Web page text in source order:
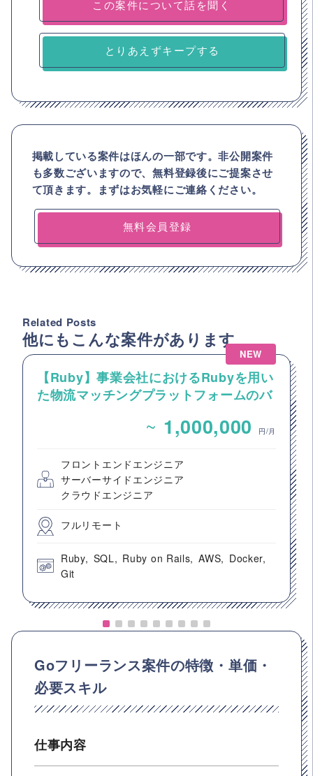
とりあえずキープする
掲載している案件はほんの一部です。非公開案件
も多数ございますので、無料登録後にご提案させ
て頂きます。まずはお気軽にご連絡ください。
無料会員登録
Related Posts
他にもこんな案件があります
NEW
【Ruby】事業会社におけるRubyを用い
た物流マッチングプラットフォームのバ
~ 1,000,000 円/月
フロントエンドエンジニア
サーバーサイドエンジニア
クラウドエンジニア
フルリモート
Ruby SQL Ruby on Rails AWS
Docker
Git
Goフリーランス案件の特徴・単価・
必要スキル
仕事内容